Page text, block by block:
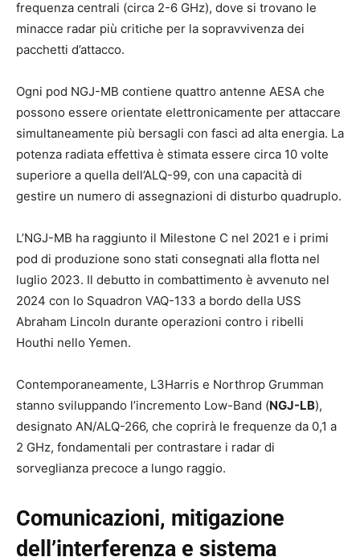
frequenza centrali (circa 2-6 GHz), dove si trovano le
minacce radar più critiche per la sopravvivenza dei
pacchetti d’attacco.
Ogni pod NGJ-MB contiene quattro antenne AESA che
possono essere orientate elettronicamente per attaccare
simultaneamente più bersagli con fasci ad alta energia. La
potenza radiata effettiva è stimata essere circa 10 volte
superiore a quella dell’ALQ-99, con una capacità di
gestire un numero di assegnazioni di disturbo quadruplo.
L’NGJ-MB ha raggiunto il Milestone C nel 2021 e i primi
pod di produzione sono stati consegnati alla flotta nel
luglio 2023. Il debutto in combattimento è avvenuto nel
2024 con lo Squadron VAQ-133 a bordo della USS
Abraham Lincoln durante operazioni contro i ribelli
Houthi nello Yemen.
Contemporaneamente, L3Harris e Northrop Grumman
stanno sviluppando l’incremento Low-Band (NGJ-LB),
designato AN/ALQ-266, che coprirà le frequenze da 0,1 a
2 GHz, fondamentali per contrastare i radar di
sorveglianza precoce a lungo raggio.
Comunicazioni, mitigazione
dell’interferenza e sistema